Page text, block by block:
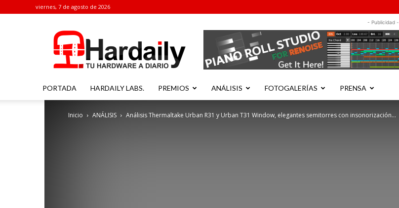
viernes, 7 de agosto de 2026
- Publicidad -
PORTADA HARDAILY LABS. PREMIOS ANÁLISIS FOTOGALERÍAS PRENSA
Inicio ANÁLISIS Análisis Thermaltake Urban R31 y Urban T31 Window, elegantes semitorres con insonorización...